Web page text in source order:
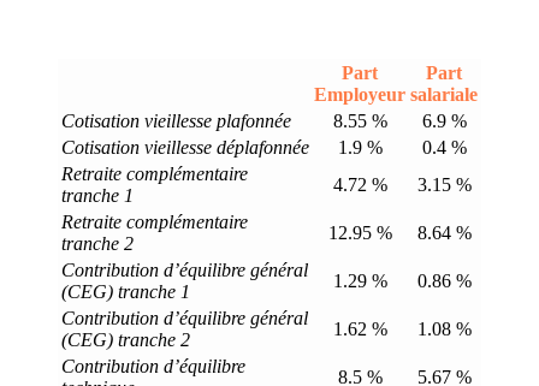
Part
Employeur
Part
salariale
Cotisation vieillesse plafonnée
8.55 %
6.9 %
Cotisation vieillesse déplafonnée
1.9 %
0.4 %
Retraite complémentaire
tranche 1
4.72 %
3.15 %
Retraite complémentaire
tranche 2
12.95 %
8.64 %
Contribution d’équilibre général
(CEG) tranche 1
1.29 %
0.86 %
Contribution d’équilibre général
(CEG) tranche 2
1.62 %
1.08 %
Contribution d’équilibre
8.5 % 5.67 %